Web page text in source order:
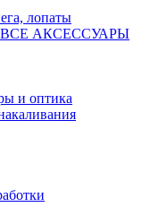
лопаты
АКСЕССУАРЫ
и оптика